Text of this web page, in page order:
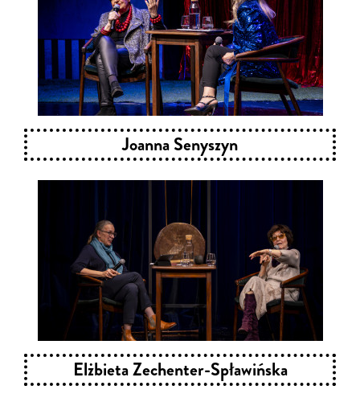
Joanna Senyszyn
Elżbieta Zechenter-Spławińska